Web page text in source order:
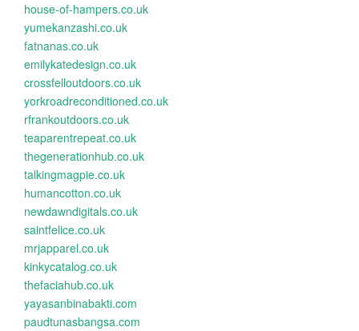
house-of-hampers.co.uk
yumekanzashi.co.uk
fatnanas.co.uk
emilykatedesign.co.uk
crossfelloutdoors.co.uk
yorkroadreconditioned.co.uk
rfrankoutdoors.co.uk
teaparentrepeat.co.uk
thegenerationhub.co.uk
talkingmagpie.co.uk
humancotton.co.uk
newdawndigitals.co.uk
saintfelice.co.uk
mrjapparel.co.uk
kinkycatalog.co.uk
thefaciahub.co.uk
yayasanbinabakti.com
paudtunasbangsa.com